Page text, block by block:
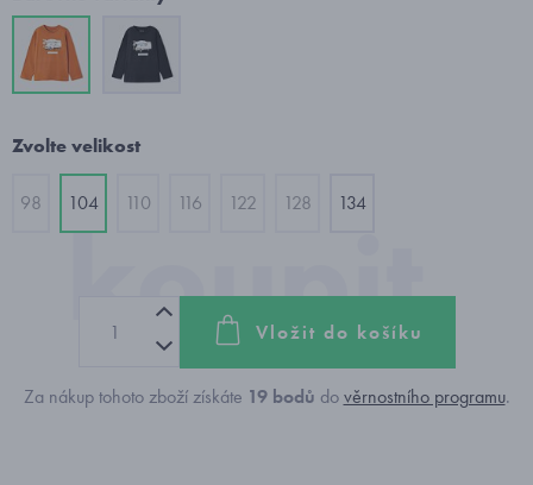
Zvolte velikost
98 104 110 116 122 128 134
Vložit do košíku
Za nákup tohoto zboží získáte 19bodů dověrnostního programu.